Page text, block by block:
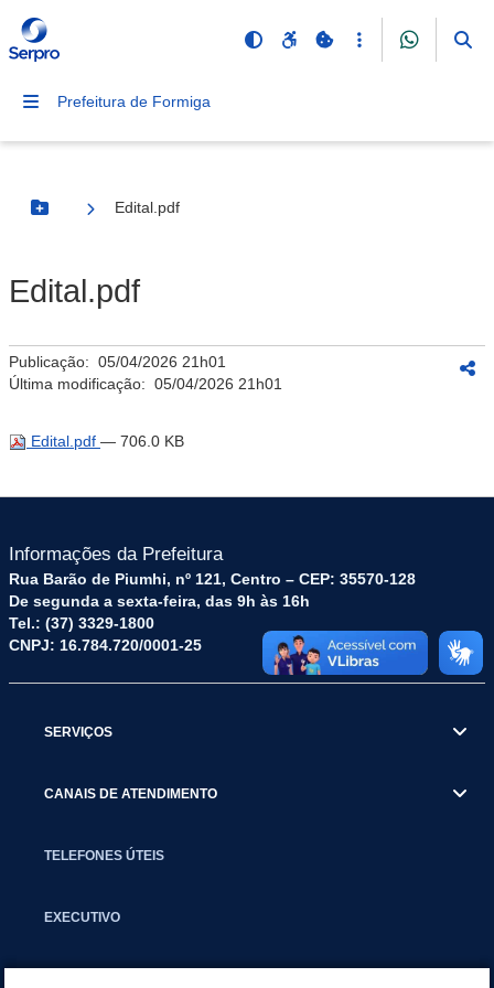
Prefeitura de Formiga
Botão Menu
Edital.pdf
Edital.pdf
Publicação: 05/04/2026 21h01
Última modificação: 05/04/2026 21h01
Edital.pdf — 706.0 KB
Informações da Prefeitura
Rua Barão de Piumhi, nº 121, Centro – CEP: 35570-128
De segunda a sexta-feira, das 9h às 16h
Tel.: (37) 3329-1800
CNPJ: 16.784.720/0001-25
SERVIÇOS
CANAIS DE ATENDIMENTO
TELEFONES ÚTEIS
EXECUTIVO